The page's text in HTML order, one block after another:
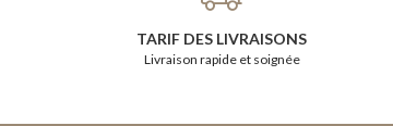
TARIF DES LIVRAISONS
Livraison rapide et soignée